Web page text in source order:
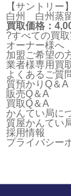
【サントリー】
白州 白州蒸
買取価格：
?すべての買
オーナー様へ
加盟ご希望の
業者様専用買
よくあるご質
質預かりQ＆A
販売Q＆A
買取Q＆A
かんてい局に
質屋かんてい
採用情報
プライバシー